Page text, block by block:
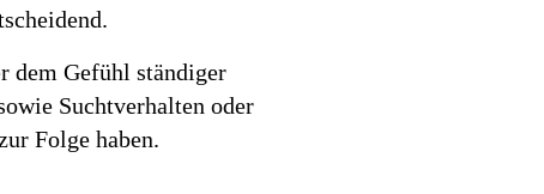
dem Gefühl ständiger
Suchtverhalten oder
Folge haben.